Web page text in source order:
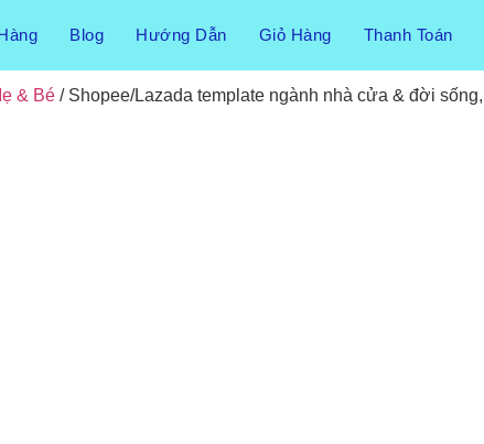
Blog Hướng Dẫn Giỏ Hàng Thanh Toán
& Bé / Shopee/Lazada template ngành nhà cửa & đời sống,